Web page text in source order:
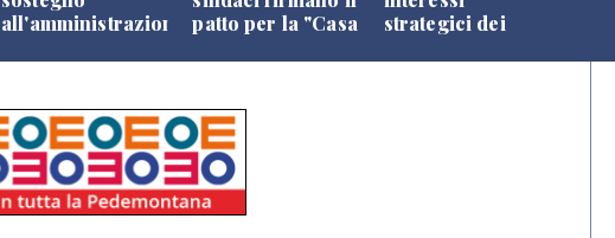
all'amministrazione
patto per la "Casa
strategici dei